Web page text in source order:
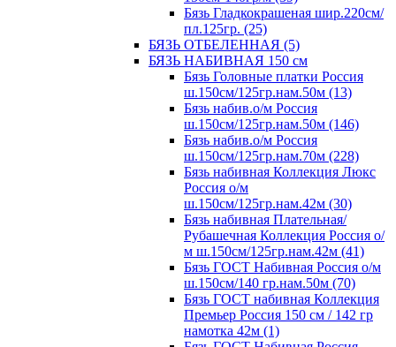
Бязь Гладкокрашеная шир.220см/
пл.125гр. (25)
БЯЗЬ ОТБЕЛЕННАЯ (5)
БЯЗЬ НАБИВНАЯ 150 см
Бязь Головные платки Россия
ш.150см/125гр.нам.50м (13)
Бязь набив.о/м Россия
ш.150см/125гр.нам.50м (146)
Бязь набив.о/м Россия
ш.150см/125гр.нам.70м (228)
Бязь набивная Коллекция Люкс
Россия о/м
ш.150см/125гр.нам.42м (30)
Бязь набивная Плательная/
Рубашечная Коллекция Россия о/
м ш.150см/125гр.нам.42м (41)
Бязь ГОСТ Набивная Россия о/м
ш.150см/140 гр.нам.50м (70)
Бязь ГОСТ набивная Коллекция
Премьер Россия 150 см / 142 гр
намотка 42м (1)